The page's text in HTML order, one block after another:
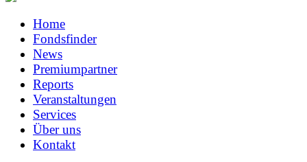
Home
Fondsfinder
News
Premiumpartner
Reports
Veranstaltungen
Services
Über uns
Kontakt